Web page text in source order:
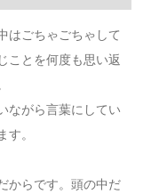
はごちゃごちゃして
ことを何度も思い返
ながら言葉にしてい
。
からです。頭の中だ